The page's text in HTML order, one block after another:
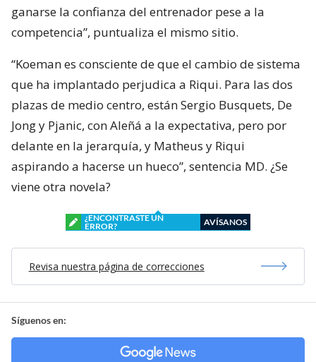
ganarse la confianza del entrenador pese a la
competencia”, puntualiza el mismo sitio.
“Koeman es consciente de que el cambio de sistema
que ha implantado perjudica a Riqui. Para las dos
plazas de medio centro, están Sergio Busquets, De
Jong y Pjanic, con Aleñá a la expectativa, pero por
delante en la jerarquía, y Matheus y Riqui
aspirando a hacerse un hueco”, sentencia MD. ¿Se
viene otra novela?
¿ENCONTRASTE UN
ERROR?
AVÍSANOS
Revisa nuestra página de correcciones
Síguenos en: